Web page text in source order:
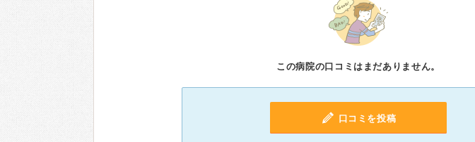
この病院の口コミはまだありません。
口コミを投稿